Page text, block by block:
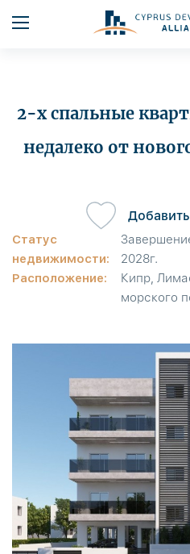
2-х спальные
недалеко от
Статус
недвижимости:
2028г.
Расположение:
Кипр,
морского